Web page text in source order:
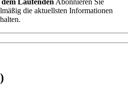
die aktuellsten Informationen